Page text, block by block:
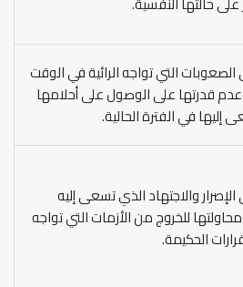
الصعوبات التي تواجه الرائية في الوقت
قدرتها على الوصول على أحلامها
إليها في الفترة الحالية.
الإصرار والاجتهاد الذي تسعى إليه
للخروج من الأزمات التي تواجه
الحكيمة.